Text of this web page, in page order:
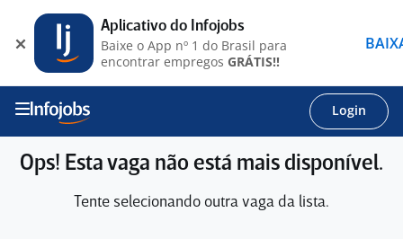
Login
Ops! Esta vaga não está mais disponível.
Tente selecionando outra vaga da lista.
Aplicativo do Infojobs
Baixe o App nº 1 do Brasil para
encontrar empregos GRÁTIS!!